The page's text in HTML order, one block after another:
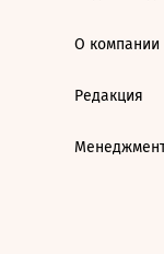
О компании
Редакция